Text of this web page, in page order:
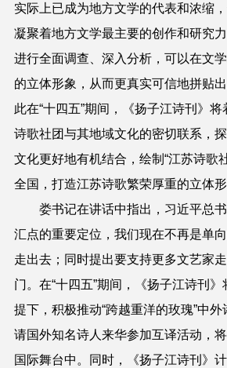
实际上已成为地方文学的代表和浓缩
凝聚着地方文学最主要的创作和研究
进行全面调查、深入分析，可以在文
的立体形象，从而更真实可信地拼贴
此在“十四五”期间，《扬子江诗刊》
诗歌社团与其地域文化的密切联系，
文化更好地有机结合，绘制“江苏诗歌
全国，打造江苏诗歌繁荣厚重的立体形
娄书记在讲话中指出，习近平总
汇点的重要定位，我们现在不再是单
走出去；同时提出要支持更多文艺家
门。在“十四五”期间，《扬子江诗刊
提下，积极推动“跨越重洋的玫瑰”中
请国外知名诗人来华参加互译活动，
国际舞台中。同时，《扬子江诗刊》